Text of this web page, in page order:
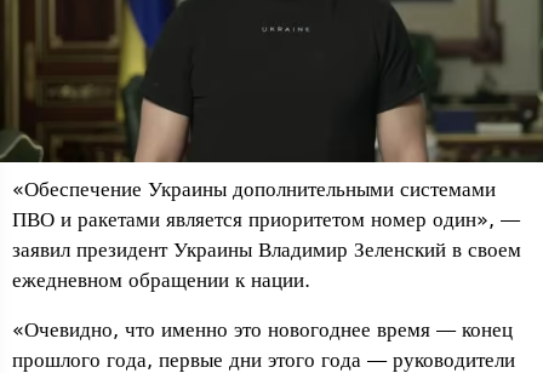
«Обеспечение Украины дополнительными системами
ПВО и ракетами является приоритетом номер один», —
заявил президент Украины Владимир Зеленский в своем
ежедневном обращении к нации.
«Очевидно, что именно это новогоднее время — конец
прошлого года, первые дни этого года — руководители